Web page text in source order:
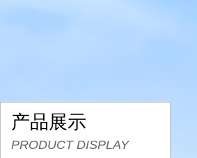
产品展示
PRODUCT DISPLAY